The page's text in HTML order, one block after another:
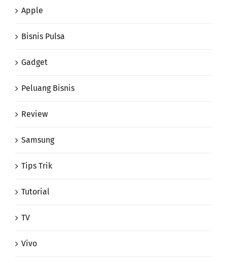
Apple
Bisnis Pulsa
Gadget
Peluang Bisnis
Review
Samsung
Tips Trik
Tutorial
TV
Vivo